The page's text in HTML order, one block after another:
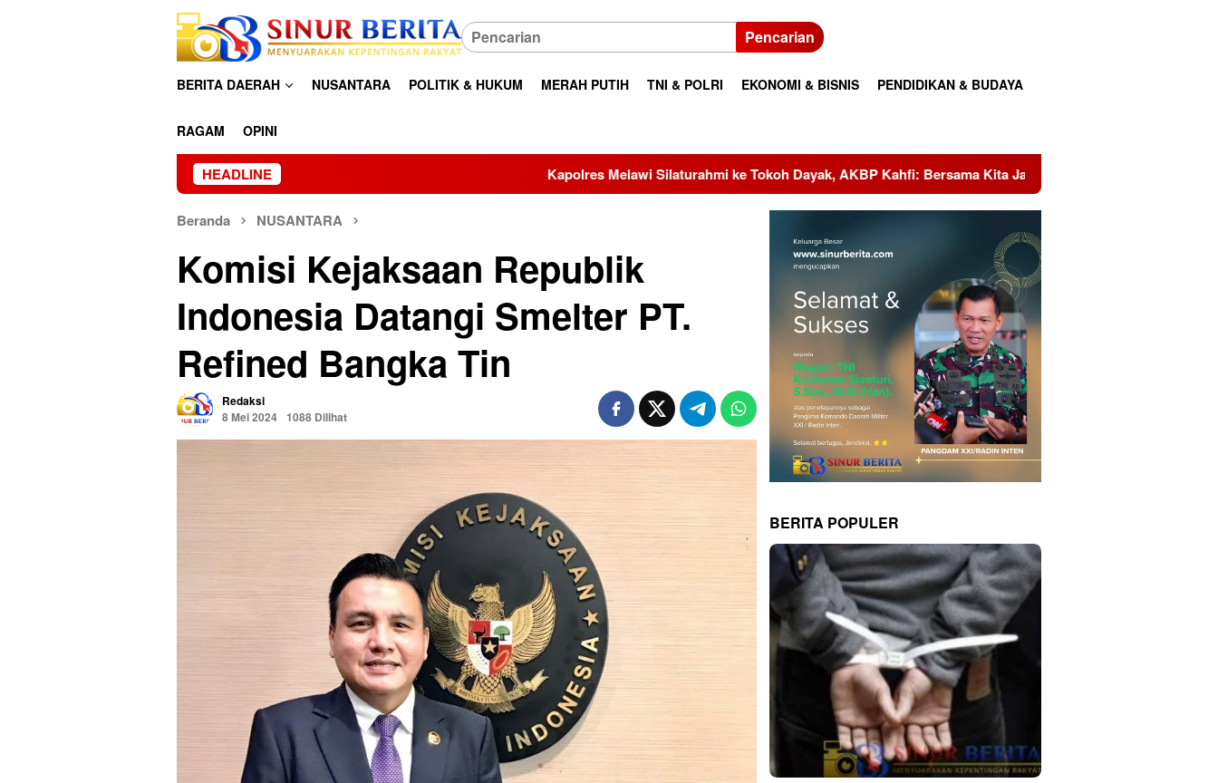
Pencarian
BERITA DAERAH NUSANTARA POLITIK & HUKUM MERAH PUTIH TNI & POLRI EKONOMI & BISNIS PENDIDIKAN & BUDAYA
RAGAM OPINI
HEADLINE Kapolres Melawi Silaturahmi ke Tokoh Dayak, AKBP Kahfi: Bersama Kita Jaga Melawi Tangis Korban Banjir Hutanabolon:
Beranda NUSANTARA
Komisi Kejaksaan Republik
Indonesia Datangi Smelter PT.
Refined Bangka Tin
Redaksi
8 Mei 2024 1088 Dilihat
BERITA POPULER